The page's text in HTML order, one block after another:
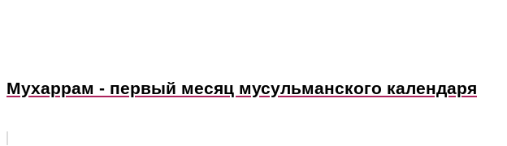
Мухаррам - первый месяц мусульманского календаря